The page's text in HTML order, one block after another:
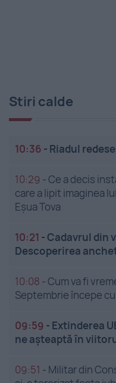
Stiri calde
10:36 - Riadul
10:29 -Ce a decis
care a lipit imaginea
Eșua Tova
10:21 -Cadavrul din
Descoperirea
10:08 -Cum va fi
Septembrie începe
09:59 - Extinderea
ne așteaptă în
09:51 - Militar din